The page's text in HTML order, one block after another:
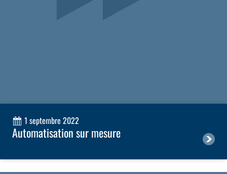
1 septembre 2022
Automatisation sur mesure